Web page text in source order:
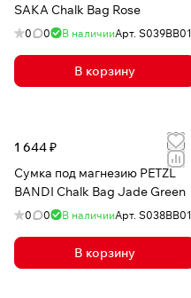
SAKA Chalk Bag Rose
0 0 В наличииАрт. S039BB01
В корзину
1 644 ₽
Сумка под магнезию PETZL
BANDI Chalk Bag Jade Green
0 0 В наличииАрт. S038BB01
В корзину